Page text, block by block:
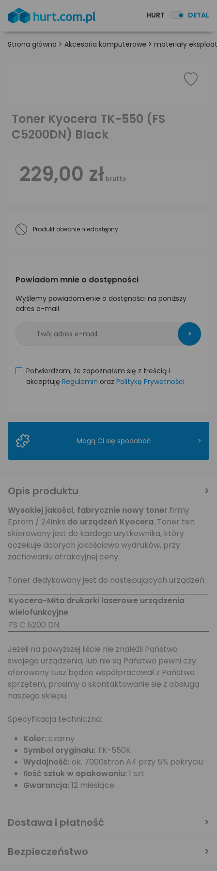
HURT DETAL
Strona główna > Akcesoria komputerowe > materiały
Toner Kyocera TK-550 (FS
C5200DN) Black
229,00 zł brutto
Produkt obecnie niedostępny
Powiadom mnie o dostępności
Wyślemy powiadomienie o dostęności na poniższy
adres e-mail
>
Potwierdzam, że zapoznałem się z treścią i
akceptuję Regulamin oraz Politykę Prywatności
Mogą Ci się spodobać >
Opis produktu
Wysokiej jakości, fabrycznie nowy toner firmy
Eprom / 24inks do urządzeń Kyocera. Toner ten
skierowany jest do każdego użytkownika, który
oczekuje dobrych jakościowo wydruków, przy
zachowaniu atrakcyjnej ceny.
Toner dedykowany jest do następujących urządzeń:
Kyocera-Mita drukarki laserowe urządzenia
wielofunkcyjne
FS C 5200 DN
Jeżeli na powyższej liście nie znaleźli Państwo
swojego urządzenia, lub nie są Państwo pewni czy
oferowany tusz będzie współpracował z Państwa
sprzętem, prosimy o skontaktowanie się z obsługą
naszego sklepu.
Specyfikacja techniczna:
Kolor: czarny
Symbol oryginału: TK-550K
Wydajność: ok. 7000stron A4 przy 5% pokryciu
Ilość sztuk w opakowaniu: 1 szt.
Gwarancja: 12 miesiące
Dostawa i płatność
Bezpieczeństwo